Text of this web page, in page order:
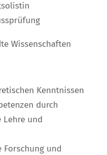
Wissenschaften
Kenntnissen
durch
Lehre und
Forschung und